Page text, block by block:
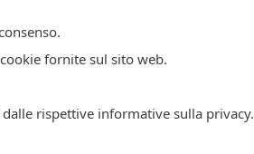
fornite sul sito web.
rispettive informative sulla privacy.